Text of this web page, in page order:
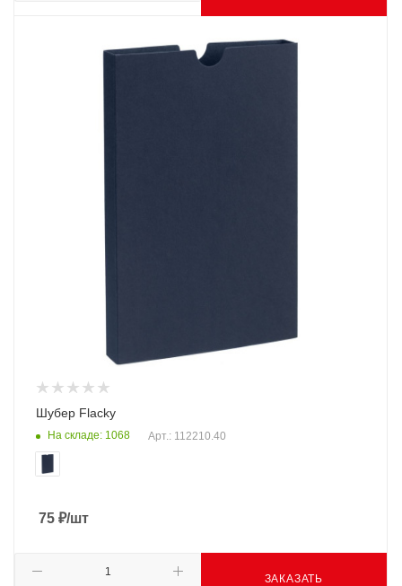
Шубер Flacky
На складе: 1068 Арт.: 112210.40
75 ₽/шт
ЗАКАЗАТЬ